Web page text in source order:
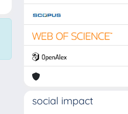
social impact